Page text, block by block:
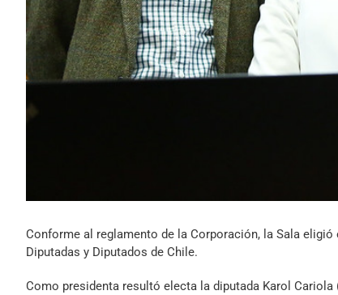
Conforme al reglamento de la Corporación, la Sala
Diputadas y Diputados de Chile.
Como presidenta resultó electa la diputada Karol